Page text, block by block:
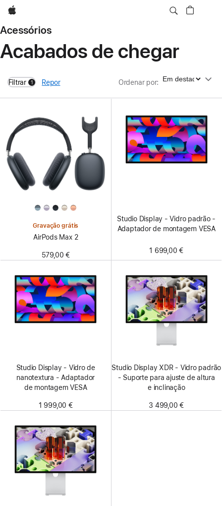
Apple
Acessórios
Acabados de chegar
Filtrar 1
filters active
Repor Ordenar por: Ordenar por
Gravação grátis
AirPods Max 2
579,00 €
Studio Display - Vidro padrão -
Adaptador de montagem VESA
1 699,00 €
Studio Display - Vidro de
nanotextura - Adaptador
de montagem VESA
1 999,00 €
Studio Display XDR - Vidro padrão
- Suporte para ajuste de altura
e inclinação
3 499,00 €